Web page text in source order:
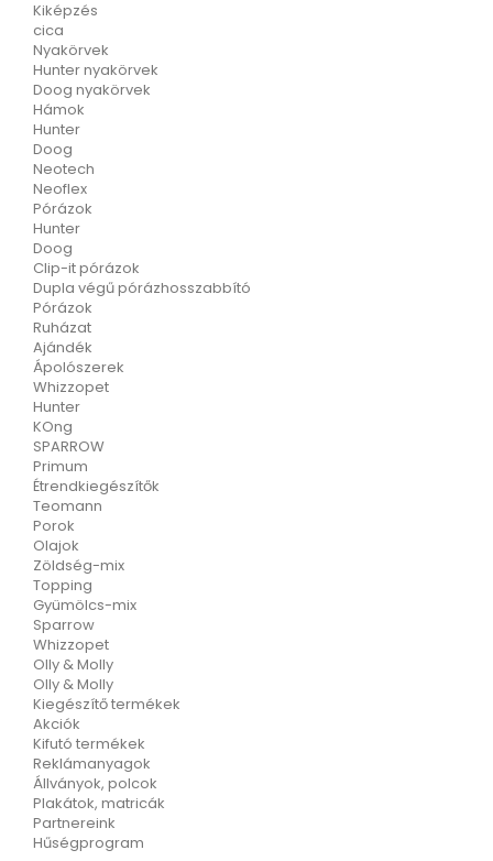
Kiképzés
cica
Nyakörvek
Hunter nyakörvek
Doog nyakörvek
Hámok
Hunter
Doog
Neotech
Neoflex
Pórázok
Hunter
Doog
Clip-it pórázok
Dupla végű pórázhosszabbító
Pórázok
Ruházat
Ajándék
Ápolószerek
Whizzopet
Hunter
KOng
SPARROW
Primum
Étrendkiegészítők
Teomann
Porok
Olajok
Zöldség-mix
Topping
Gyümölcs-mix
Sparrow
Whizzopet
Olly & Molly
Olly & Molly
Kiegészítő termékek
Akciók
Kifutó termékek
Reklámanyagok
Állványok, polcok
Plakátok, matricák
Partnereink
Hűségprogram